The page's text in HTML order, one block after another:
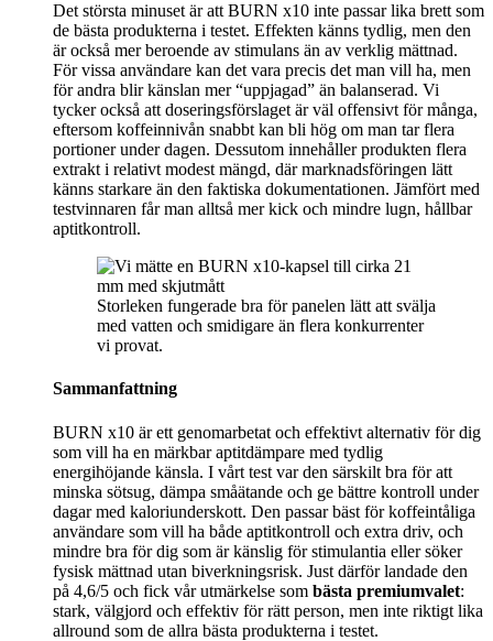
Det största minuset är att BURN x10 inte passar lika brett som
de bästa produkterna i testet. Effekten känns tydlig, men den
är också mer beroende av stimulans än av verklig mättnad.
För vissa användare kan det vara precis det man vill ha, men
för andra blir känslan mer “uppjagad” än balanserad. Vi
tycker också att doseringsförslaget är väl offensivt för många,
eftersom koffeinnivån snabbt kan bli hög om man tar flera
portioner under dagen. Dessutom innehåller produkten flera
extrakt i relativt modest mängd, där marknadsföringen lätt
känns starkare än den faktiska dokumentationen. Jämfört med
testvinnaren får man alltså mer kick och mindre lugn, hållbar
aptitkontroll.
Storleken fungerade bra för panelen lätt att svälja
med vatten och smidigare än flera konkurrenter
vi provat.
Sammanfattning
BURN x10 är ett genomarbetat och effektivt alternativ för dig
som vill ha en märkbar aptitdämpare med tydlig
energihöjande känsla. I vårt test var den särskilt bra för att
minska sötsug, dämpa småätande och ge bättre kontroll under
dagar med kaloriunderskott. Den passar bäst för koffeintåliga
användare som vill ha både aptitkontroll och extra driv, och
mindre bra för dig som är känslig för stimulantia eller söker
fysisk mättnad utan biverkningsrisk. Just därför landade den
på 4,6/5 och fick vår utmärkelse som bästa premiumvalet:
stark, välgjord och effektiv för rätt person, men inte riktigt lika
allround som de allra bästa produkterna i testet.